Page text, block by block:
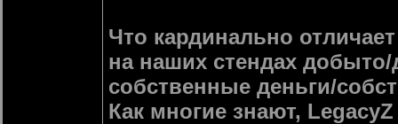
Что кардинально
на наших стендах
собственные деньги/
Как многие знают,